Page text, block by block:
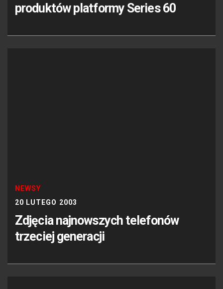
produktów platformy Series 60
NEWSY
20 LUTEGO 2003
Zdjęcia najnowszych telefonów
trzeciej generacji